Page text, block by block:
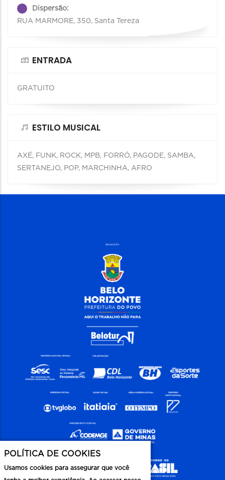
Dispersão:
RUA MARMORE, 350, Santa Tereza
ENTRADA
GRATUITO
ESTILO MUSICAL
AXÉ, FUNK, ROCK, MPB, FORRÓ, PAGODE, SAMBA,
SERTANEJO, POP, MARCHINHA, AFRO
POLÍTICA DE COOKIES
Usamos cookies para assegurar que você